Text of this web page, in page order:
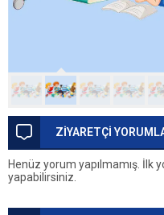
ZİYARETÇİ
Henüz yorum yapılmamış. İlk
yapabilirsiniz.